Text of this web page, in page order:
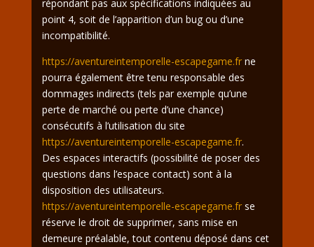
répondant pas aux spécifications indiquées au
point 4, soit de l’apparition d’un bug ou d’une
incompatibilité.
https://aventureintemporelle-escapegame.frne
pourra également être tenu responsable des
dommages indirects (tels par exemple qu’une
perte de marché ou perte d’une chance)
consécutifs à l’utilisation du site
https://aventureintemporelle-escapegame.fr.
Des espaces interactifs (possibilité de poser des
questions dans l’espace contact) sont à la
disposition des utilisateurs.
https://aventureintemporelle-escapegame.frse
réserve le droit de supprimer, sans mise en
demeure préalable, tout contenu déposé dans cet